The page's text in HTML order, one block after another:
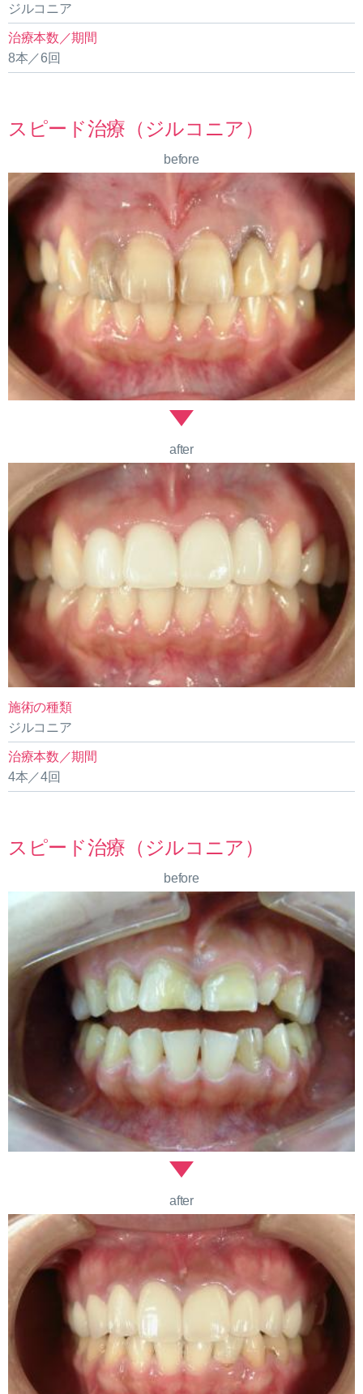
ジルコニア
治療本数／期間
8本／6回
スピード治療（ジルコニア）
before
after
施術の種類
ジルコニア
治療本数／期間
4本／4回
スピード治療（ジルコニア）
before
after